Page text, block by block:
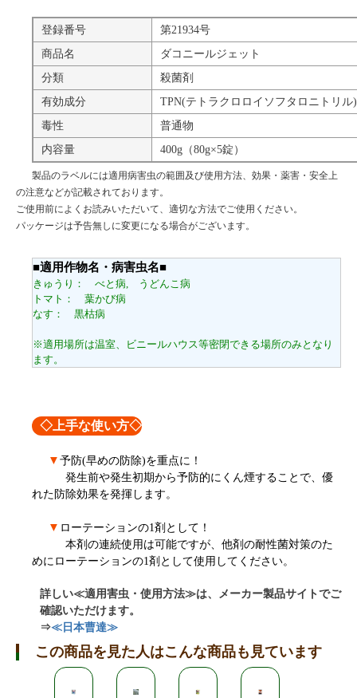
登録番号
第21934号
商品名
ダコニールジェット
分類
殺菌剤
有効成分
TPN(テトラクロロイソフタロニトリル
毒性
普通物
内容量
400g（80g×5錠）
製品のラベルには適用病害虫の範囲及び使用方法、効果・薬害・安全上
の注意などが記載されております。
ご使用前によくお読みいただいて、適切な方法でご使用ください。
パッケージは予告無しに変更になる場合がございます。
■適用作物名・病害虫名■
きゅうり： べと病, うどんこ病
トマト： 葉かび病
なす： 黒枯病
※適用場所は温室、ビニールハウス等密閉できる場所のみとなり
ます。
◇上手な使い方◇
▼ 予防(早めの防除)を重点に！
発生前や発生初期から予防的にくん煙することで、優
れた防除効果を発揮します。
▼ ローテーションの1剤として！
本剤の連続使用は可能ですが、他剤の耐性菌対策のた
めにローテーションの1剤として使用してください。
詳しい≪適用害虫・使用方法≫は、メーカー製品サイトでご
確認いただけます。
⇒≪日本曹達≫
この商品を見た人はこんな商品も見ています